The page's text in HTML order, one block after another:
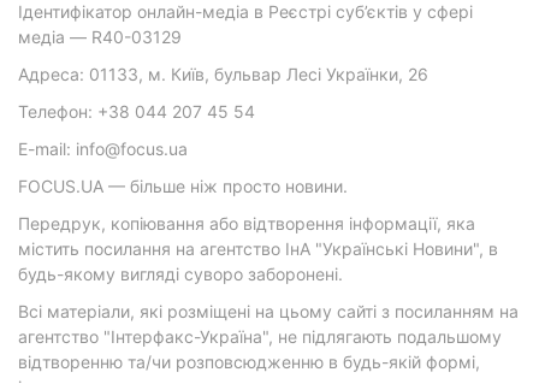
Ідентифікатор онлайн-медіа в Реєстрі суб’єктів у сфері
медіа — R40-03129
Адреса: 01133, м. Київ, бульвар Лесі Українки, 26
Телефон: +38 044 207 45 54
E-mail: info@focus.ua
FOCUS.UA — більше ніж просто новини.
Передрук, копіювання або відтворення інформації, яка
містить посилання на агентство ІнА "Українські Новини", в
будь-якому вигляді суворо заборонені.
Всі матеріали, які розміщені на цьому сайті з посиланням на
агентство "Інтерфакс-Україна", не підлягають подальшому
відтворенню та/чи розповсюдженню в будь-якій формі,